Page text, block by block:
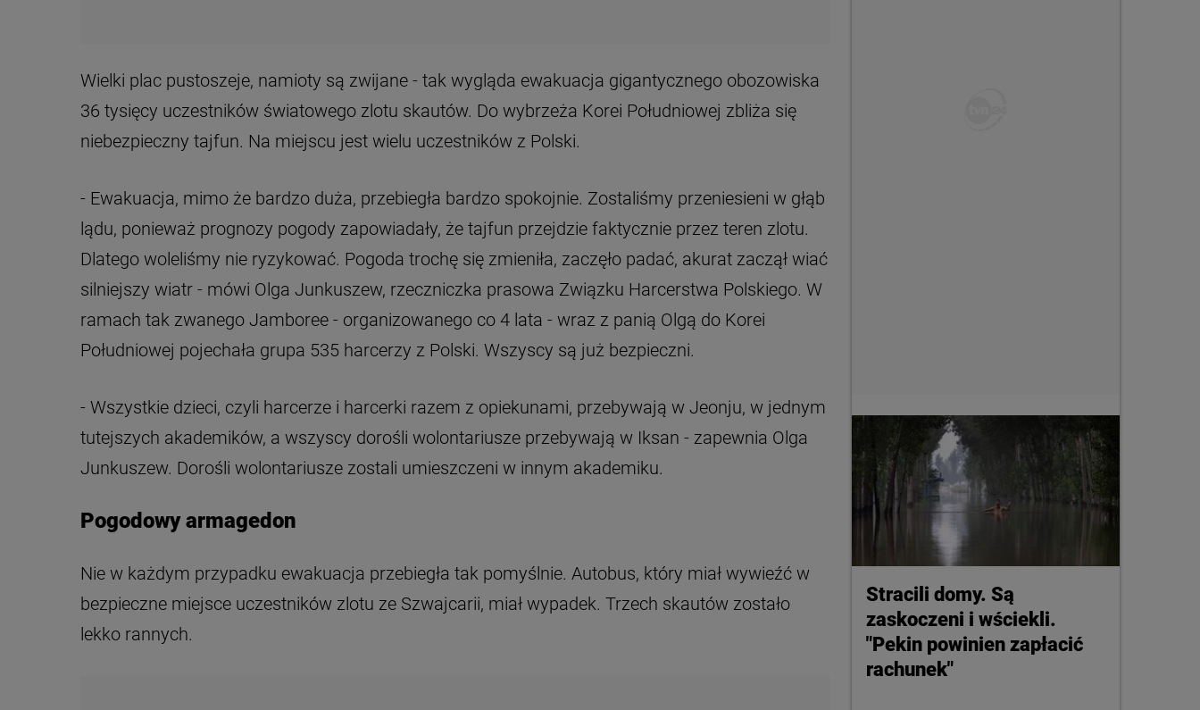
Wielki plac pustoszeje, namioty są zwijane - tak wygląda ewakuacja gigantycznego obozowiska
36 tysięcy uczestników światowego zlotu skautów. Do wybrzeża Korei Południowej zbliża się
niebezpieczny tajfun. Na miejscu jest wielu uczestników z Polski.
- Ewakuacja, mimo że bardzo duża, przebiegła bardzo spokojnie. Zostaliśmy przeniesieni w głąb
lądu, ponieważ prognozy pogody zapowiadały, że tajfun przejdzie faktycznie przez teren zlotu.
Dlatego woleliśmy nie ryzykować. Pogoda trochę się zmieniła, zaczęło padać, akurat zaczął wiać
silniejszy wiatr - mówi Olga Junkuszew, rzeczniczka prasowa Związku Harcerstwa Polskiego. W
ramach tak zwanego Jamboree - organizowanego co 4 lata - wraz z panią Olgą do Korei
Południowej pojechała grupa 535 harcerzy z Polski. Wszyscy są już bezpieczni.
- Wszystkie dzieci, czyli harcerze i harcerki razem z opiekunami, przebywają w Jeonju, w jednym
tutejszych akademików, a wszyscy dorośli wolontariusze przebywają w Iksan - zapewnia Olga
Junkuszew. Dorośli wolontariusze zostali umieszczeni w innym akademiku.
Pogodowy armagedon
Nie w każdym przypadku ewakuacja przebiegła tak pomyślnie. Autobus, który miał wywieźć w
bezpieczne miejsce uczestników zlotu ze Szwajcarii, miał wypadek. Trzech skautów zostało
lekko rannych.
Stracili domy. Są
zaskoczeni i wściekli.
"Pekin powinien zapłacić
rachunek"